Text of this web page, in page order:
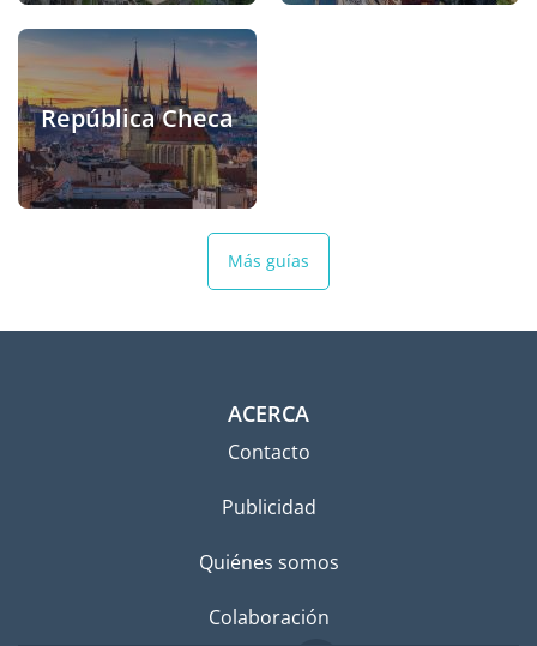
República Checa
Más guías
ACERCA
Contacto
Publicidad
Quiénes somos
Colaboración